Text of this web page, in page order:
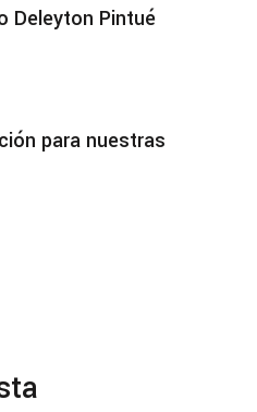
Deleyton Pintué
para nuestras